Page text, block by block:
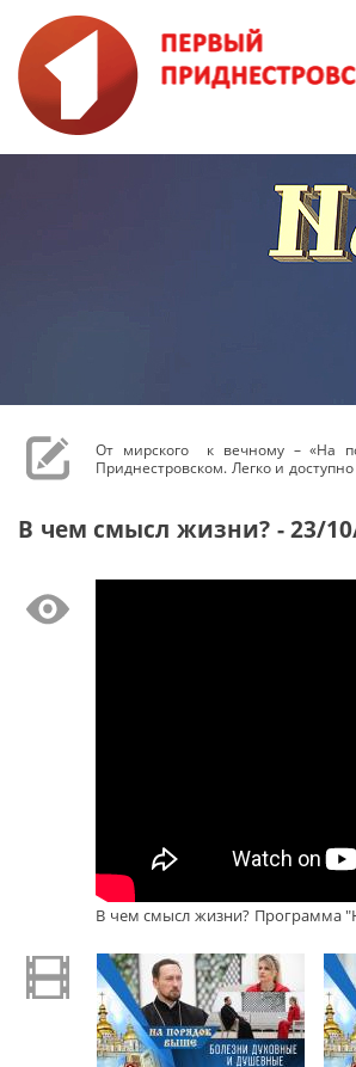
От мирского к вечному – «На
Приднестровском. Легко и
В чем смысл жизни? - 23/
В чем смысл жизни? Программа